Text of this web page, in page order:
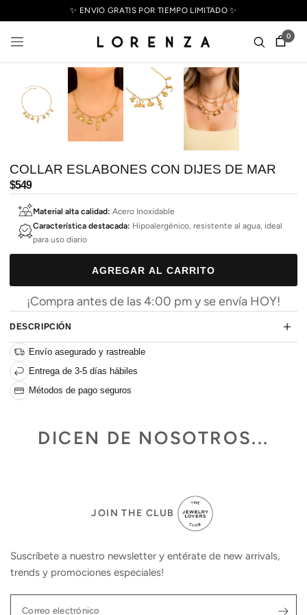
✨ ENVÍO GRATIS POR TIEMPO LIMITADO ✨
0
COLLAR ESLABONES CON DIJES DE MAR
Precio
habitual
$549
Material alta calidad: Acero Inoxidable
Característica destacada: Hipoalergénico, resistente al agua, ideal
para uso diario
AGREGAR AL CARRITO
¡Compra antes de las 4:00 pm y se envía HOY!
DESCRIPCIÓN
Envío asegurado y rastreable
Entrega de 3-5 días hábiles
Métodos de pago seguros
DICEN DE NOSOTROS...
JOIN THE CLUB
Suscríbete a nuestro newsletter y entérate de new arrivals,
trends y promociones especiales!
Correo electrónico